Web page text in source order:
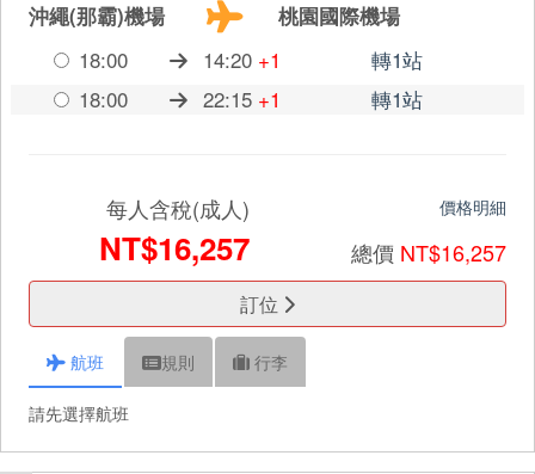
沖繩(那霸)機場
桃園國際機場
18:00
14:20 +1
轉1站
18:00
22:15 +1 轉1站
每人含稅(成人)
NT$16,257
價格明細
總價 NT$16,257
訂位
航班 規則 行李
請先選擇航班